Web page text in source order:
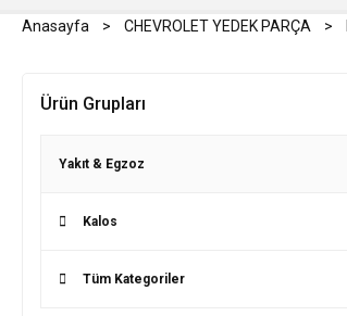
Anasayfa CHEVROLET YEDEK PARÇA
Ürün Grupları
Yakıt & Egzoz
Kalos
Tüm Kategoriler